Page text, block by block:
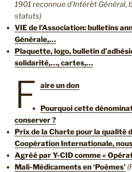
1901 reconnue d’Intérêt Général,
statuts)
VIE de l’Association: bulletins
Générale,…
Plaquette, logo, bulletin
solidarité,…, cartes,…
F aire un don
Pourquoi cette
conserver ?
Prix de la Charte pour la qualité
Coopération Internationale,
Agréé par Y-CID comme «
Mali-Médicaments en ‘Poèmes’